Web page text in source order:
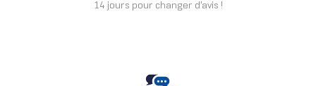
14 jours pour changer d'avis !